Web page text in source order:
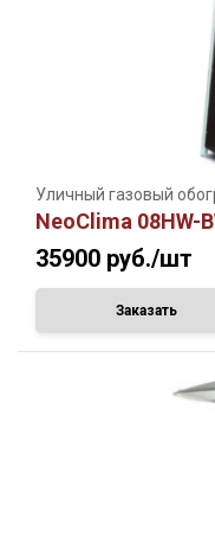
Уличный газовый
NeoClima 08HW-
35900 руб./шт
Заказать